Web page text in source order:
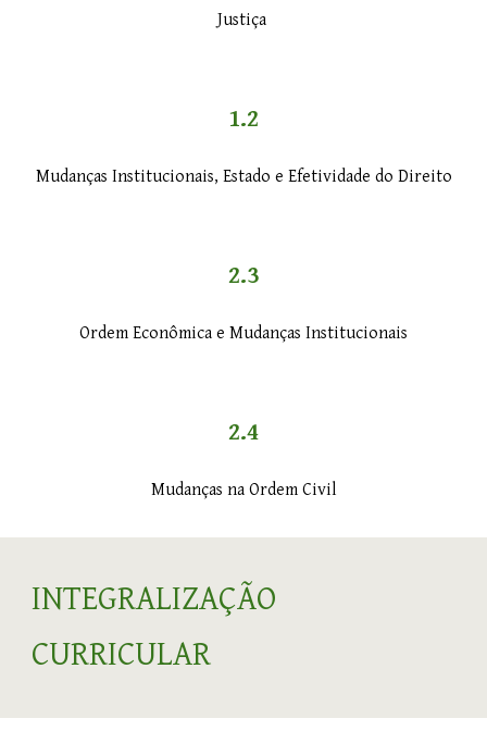
Justiça
1.2
Mudanças Institucionais, Estado e Efetividade do Direito
2.3
Ordem Econômica e Mudanças Institucionais
2.4
Mudanças na Ordem Civil
INTEGRALIZAÇÃO
CURRICULAR